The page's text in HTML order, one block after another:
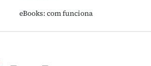
eBooks: com funciona